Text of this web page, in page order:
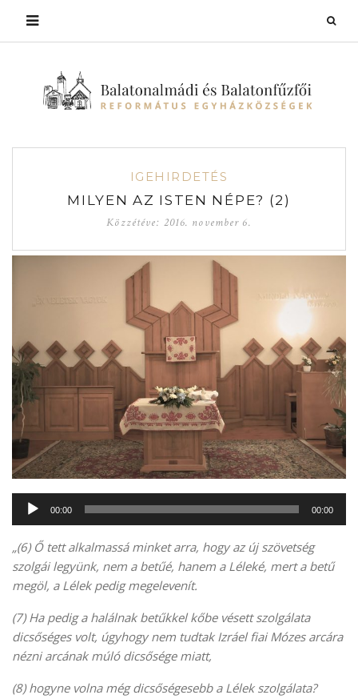
IGEHIRDETÉS
MILYEN AZ ISTEN NÉPE? (2)
Közzétéve: 2016. november 6.
Audió
00:00 00:00
„(6) Ő tett alkalmassá minket arra, hogy az új szövetség
szolgái legyünk, nem a betűé, hanem a Léleké, mert a betű
megöl, a Lélek pedig megelevenít.
(7) Ha pedig a halálnak betűkkel kőbe vésett szolgálata
dicsőséges volt, úgyhogy nem tudtak Izráel fiai Mózes arcára
nézni arcának múló dicsősége miatt,
(8)hogyne volna még dicsőségesebb a Lélek szolgálata?